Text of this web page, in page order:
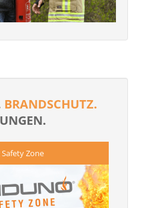
BRANDSCHUTZ.
Safety Zone